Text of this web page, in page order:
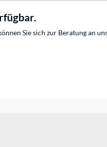
Sie sich zur Beratung an